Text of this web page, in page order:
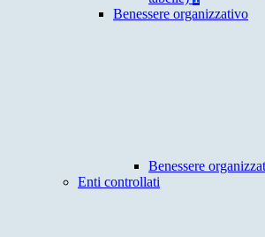
Benessere organizzativo
Benessere
Enti controllati